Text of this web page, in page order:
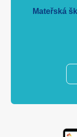
Mateřská